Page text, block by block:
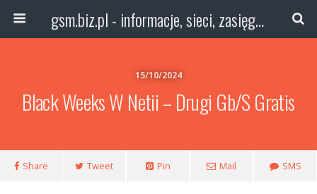
gsm.biz.pl - informacje, sieci, zasięg technologie
15/10/2024
Black Weeks W Netii – Drugi Gb/s Gratis
Share Tweet Pin Mail SMS